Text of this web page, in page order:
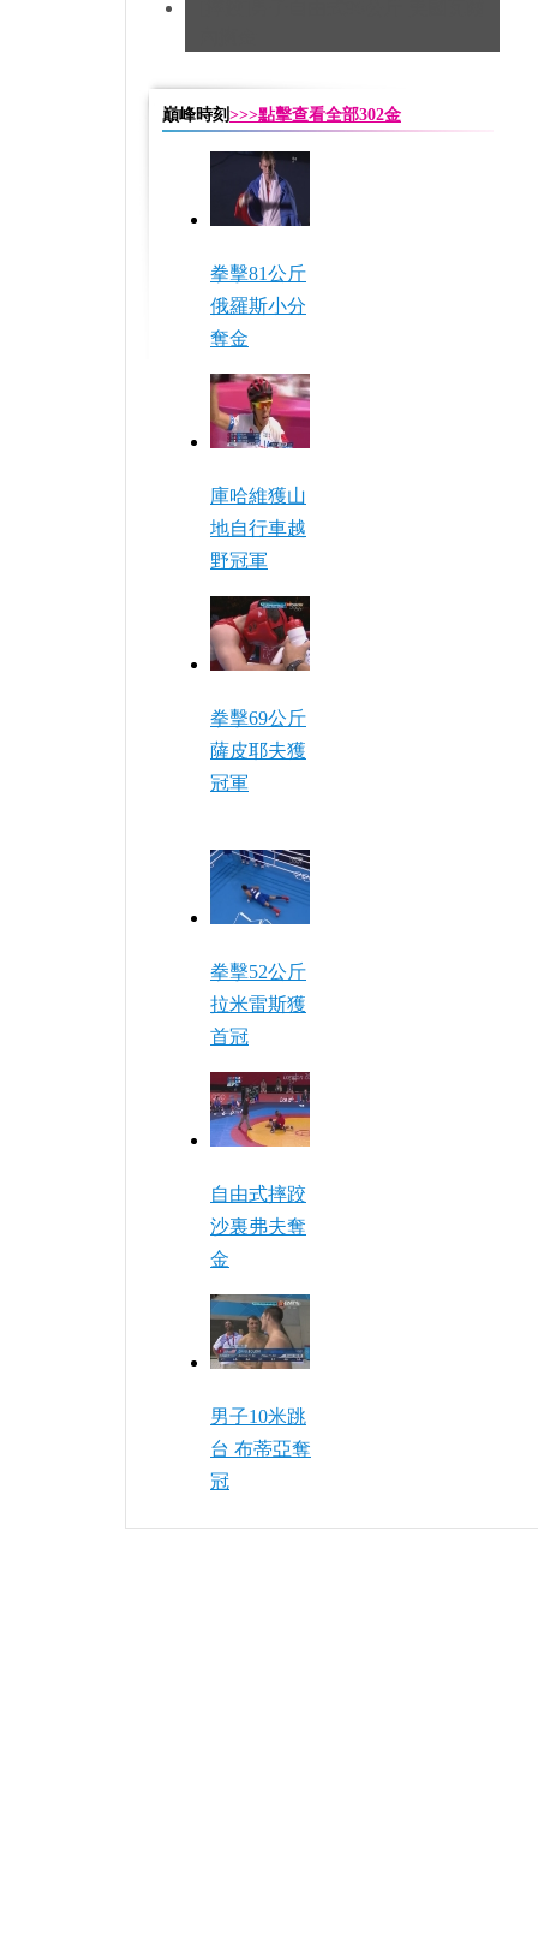
巔峰時刻>>>點擊查看全部302金
拳擊81公斤
俄羅斯小分
奪金
庫哈維獲山
地自行車越
野冠軍
拳擊69公斤
薩皮耶夫獲
冠軍
拳擊52公斤
拉米雷斯獲
首冠
自由式摔跤
沙裏弗夫奪
金
男子10米跳
台 布蒂亞奪
冠